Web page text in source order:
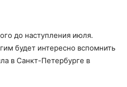
до наступления июля.
будет интересно вспомнить
в Санкт-Петербурге в